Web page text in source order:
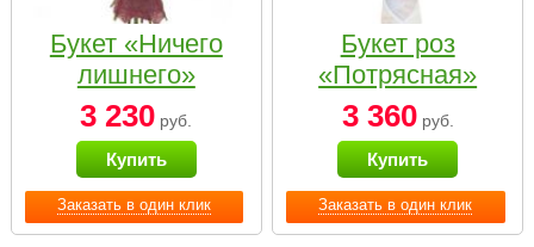
Заказать в один клик
Букет «Ничего
лишнего»
3 230 руб.
Купить
Заказать в один клик
Букет роз
«Потрясная»
3 360руб.
Купить